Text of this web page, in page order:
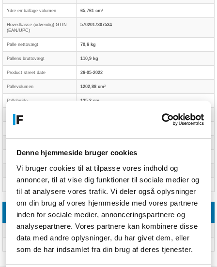
Denne hjemmeside bruger cookies
Vi bruger cookies til at tilpasse vores indhold og
annoncer, til at vise dig funktioner til sociale medier og
til at analysere vores trafik. Vi deler også oplysninger
om din brug af vores hjemmeside med vores partnere
inden for sociale medier, annonceringspartnere og
analysepartnere. Vores partnere kan kombinere disse
data med andre oplysninger, du har givet dem, eller
som de har indsamlet fra din brug af deres tjenester.
Ydre emballage volumen 65,761 cm³
Hovedkasse (udvendig) GTIN
(EAN/UPC)
5702017307534
Palle nettovægt 70,6 kg
Pallens bruttovægt 110,9 kg
Product street date 26-05-2022
Pallevolumen 1202,88 cm³
Pallehøjde 125,3 cm
Pallelængde
Product preorder date 01-06-2022
EAN/UPC/GTIN 5702017162089
Harmoniseret systemkode (HS) 95030035
Leverandørfunktioner
Montering påkrævet Ja